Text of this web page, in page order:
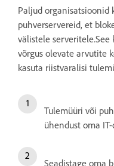
Paljud organisatsioonid
puhverservereid, et
välistele
võrgus olevate arvutite
kasuta riistvaralisi
Tulemüüri või
ühendust oma
Seadistage oma